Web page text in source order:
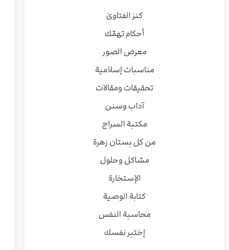
كنز الفتاوىٰ
أحكام تهمّك
معرض الصور
مناسبات إسلامية
تحقيقات ومقالات
آداب وسنن
مكتبة السراج
من كل بستان زهرة
مشاكل وحلول
الإستخارة
كتابة الوصية
محاسبة النفس
إختبر نفسك